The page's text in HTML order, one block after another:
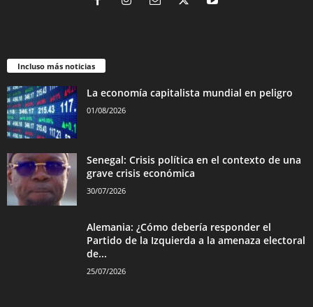
Incluso más noticias
La economía capitalista mundial en peligro
01/08/2026
Senegal: Crisis política en el contexto de una
grave crisis económica
30/07/2026
Alemania: ¿Cómo debería responder el
Partido de la Izquierda a la amenaza electoral
de...
25/07/2026